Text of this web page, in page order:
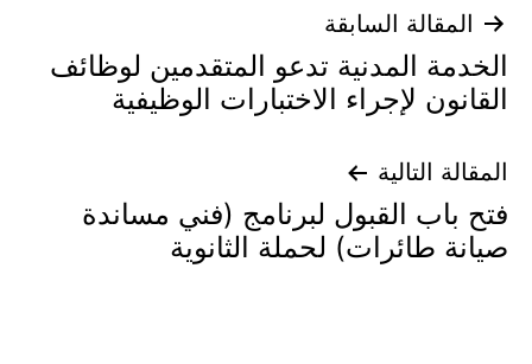
تصفّح
المقالات
المقالة السابقة
الخدمة المدنية تدعو المتقدمين لوظائف
القانون لإجراء الاختبارات الوظيفية
المقالة التالية
فتح باب القبول لبرنامج (فني مساندة
صيانة طائرات) لحملة الثانوية